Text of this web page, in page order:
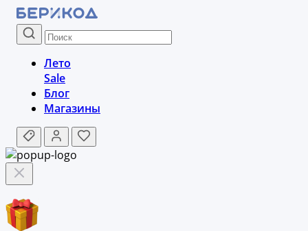
Лето
Sale
Блог
Магазины